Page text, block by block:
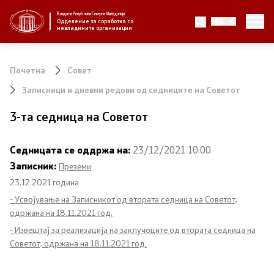
Влада на Република Северна Македонија
Одделение за соработка со
невладините организации
MK
За нас
Новости
Јавни повици
Стратегија
Стратегии по години
Извештаи
Спроведување на стратегија
Почетна
Совет
Записници и дневни редови од седниците на Советот
3-та седница на Советот
Седницата се оддржа на: 23/12/2021 10:00
Записник: Преземи
23.12.2021 година
- Усвојување на Записникот од втората седница на Советот,
одржана на 18.11.2021 год.
- Извештај за реализација на заклучоците од втората седница на
Советот, одржана на 18.11.2021 год.